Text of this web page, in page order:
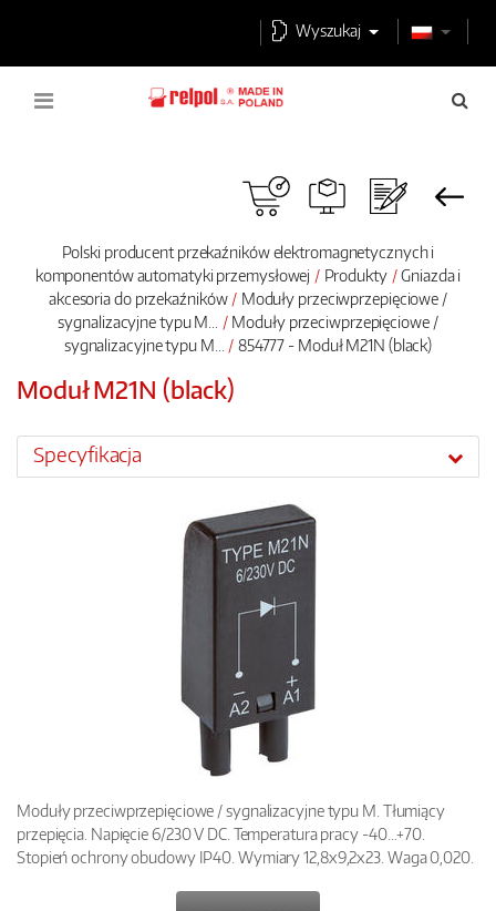
Wyszukaj
Polski producent przekaźników elektromagnetycznych i
komponentów automatyki przemysłowej
Produkty
Gniazda i
akcesoria do przekaźników
Moduły przeciwprzepięciowe /
sygnalizacyjne typu M...
Moduły przeciwprzepięciowe /
sygnalizacyjne typu M...
854777 - Moduł M21N (black)
Moduł M21N (black)
Specyfikacja
Moduły przeciwprzepięciowe / sygnalizacyjne typu M. Tłumiący
przepięcia. Napięcie 6/230 V DC. Temperatura pracy -40…+70.
Stopień ochrony obudowy IP40. Wymiary 12,8x9,2x23. Waga 0,020.